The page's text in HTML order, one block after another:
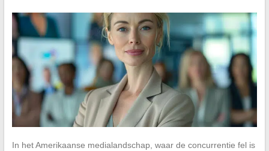
In het Amerikaanse medialandschap, waar de concurrentie fel is